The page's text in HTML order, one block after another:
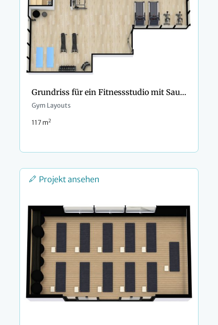
Grundriss für ein Fitnessstudio mit Sauna
Gym Layouts
117 m2
Projekt ansehen